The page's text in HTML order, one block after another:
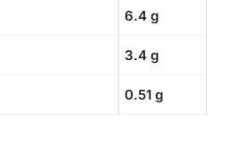
6.4 g
3.4 g
0.51 g